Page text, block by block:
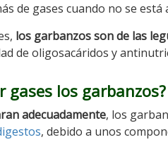
de gases cuando no se
los garbanzos son de las
de oligosacáridos y
gases los garbanzos?
adecuadamente, los
, debido a unos